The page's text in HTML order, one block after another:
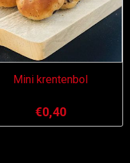
Mini krentenbol
€0,40